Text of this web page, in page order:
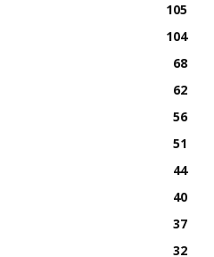
105
104
68
62
56
51
44
40
37
32